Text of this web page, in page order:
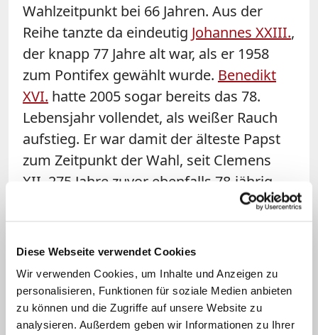
Diese Webseite verwendet Cookies
Wir verwenden Cookies, um Inhalte und Anzeigen zu
personalisieren, Funktionen für soziale Medien anbieten
zu können und die Zugriffe auf unsere Website zu
analysieren. Außerdem geben wir Informationen zu Ihrer
Wahlzeitpunkt bei 66 Jahren. Aus der
Reihe tanzte da eindeutig Johannes XXIII.,
der knapp 77 Jahre alt war, als er 1958
zum Pontifex gewählt wurde. Benedikt
XVI. hatte 2005 sogar bereits das 78.
Lebensjahr vollendet, als weißer Rauch
aufstieg. Er war damit der älteste Papst
zum Zeitpunkt der Wahl, seit Clemens
XII. 275 Jahre zuvor ebenfalls 78-jährig
den Papstthron bestieg. Die genannten
Zeitpunkt ihrer Wahl – zumindest, wenn
man sich allein auf 100-prozentig
gesicherte Lebensdaten stützen möchte.
Tatsächlich ist die Frage nach dem